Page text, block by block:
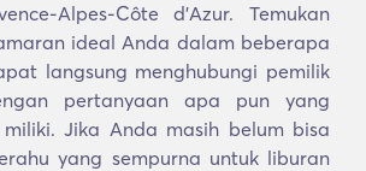
Alpes-Côte d'Azur. Temukan
ideal Anda dalam beberapa
langsung menghubungi pemilik
pertanyaan apa pun yang
Jika Anda masih belum bisa
yang sempurna untuk liburan